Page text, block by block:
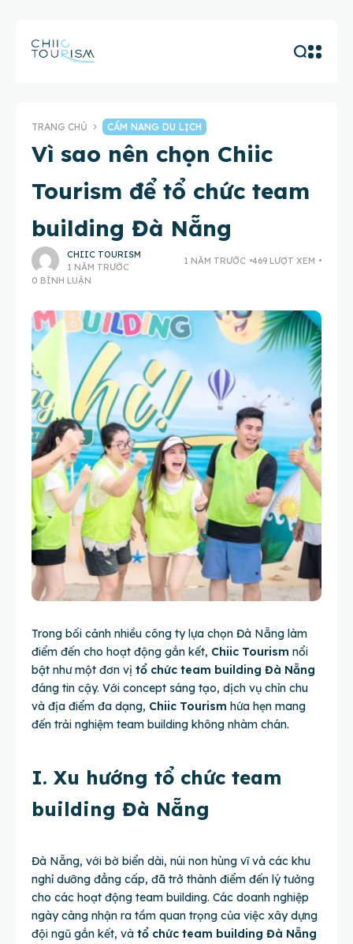
TRANG CHỦ CẨM NANG DU LỊCH
Vì sao nên chọn Chiic
Tourism để tổ chức team
building Đà Nẵng
CHIIC TOURISM
1 NĂM TRƯỚC
1 NĂM TRƯỚC
469 LƯỢT XEM
0 BÌNH LUẬN
Trong bối cảnh nhiều công ty lựa chọn Đà Nẵng làm
điểm đến cho hoạt động gắn kết, Chiic Tourism nổi
bật như một đơn vị tổ chức team building Đà Nẵng
đáng tin cậy. Với concept sáng tạo, dịch vụ chỉn chu
và địa điểm đa dạng, Chiic Tourism hứa hẹn mang
đến trải nghiệm team building không nhàm chán.
I. Xu hướng tổ chức team
building Đà Nẵng
Đà Nẵng, với bờ biển dài, núi non hùng vĩ và các khu
nghỉ dưỡng đẳng cấp, đã trở thành điểm đến lý tưởng
cho các hoạt động team building. Các doanh nghiệp
ngày càng nhận ra tầm quan trọng của việc xây dựng
đội ngũ gắn kết, và tổ chức team building Đà Nẵng